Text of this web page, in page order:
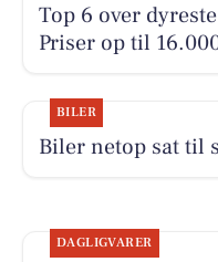
Top 6 over
Priser op til
BILER
Biler netop sat til
DAGLIGVARER